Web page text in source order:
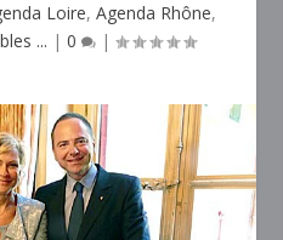
Loire, Agenda Rhône,
... | 0 |